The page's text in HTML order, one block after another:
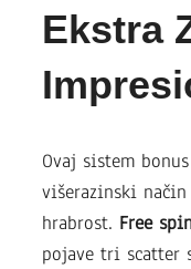
Ekstra
Ovaj sistem
višerazinski
hrabrost. Free
pojave tri scatter